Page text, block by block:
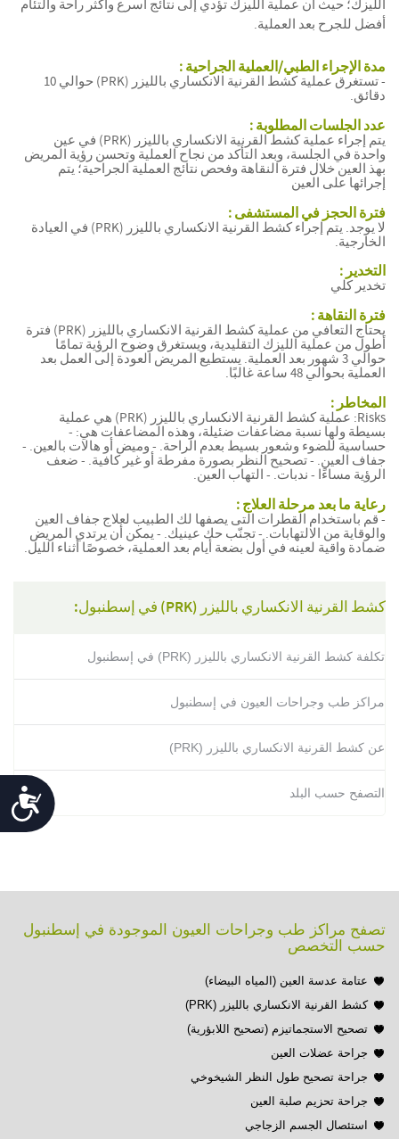
Accessibility
الليزك؛ حيث أن عملية الليزك تؤدي إلى نتائج أسرع وأكثر راحة والتئام
أفضل للجرح بعد العملية.
مدة الإجراء الطبي/العملية الجراحية :
- تستغرق عملية كشط القرنية الانكساري بالليزر (PRK) حوالي 10
دقائق.
عدد الجلسات المطلوبة :
يتم إجراء عملية كشط القرنية الانكساري بالليزر (PRK) في عين
واحدة في الجلسة، وبعد التأكد من نجاح العملية وتحسن رؤية المريض
بهذ العين خلال فترة النقاهة وفحص نتائج العملية الجراحية؛ يتم
إجرائها على العين
فترة الحجز في المستشفى :
لا يوجد. يتم إجراء كشط القرنية الانكساري بالليزر (PRK) في العيادة
الخارجية.
التخدير :
تخدير كلي
فترة النقاهة :
يحتاج التعافي من عملية كشط القرنية الانكساري بالليزر (PRK) فترة
أطول من عملية الليزك التقليدية، ويستغرق وضوح الرؤية تمامًا
حوالي 3 شهور بعد العملية. يستطيع المريض العودة إلى العمل بعد
العملية بحوالي 48 ساعة غالبًا.
المخاطر :
Risks: عملية كشط القرنية الانكساري بالليزر (PRK) هي عملية
بسيطة ولها نسبة مضاعفات ضئيلة، وهذه المضاعفات هي: -
حساسية للضوء وشعور بسيط بعدم الراحة. - وميض أو هالات بالعين. -
جفاف العين. - تصحيح النظر بصورة مفرطة أو غير كافية. - ضعف
الرؤية مساءًا - ندبات. - التهاب العين.
رعاية ما بعد مرحلة العلاج :
- قم باستخدام القطرات التى يصفها لك الطبيب لعلاج جفاف العين
والوقاية من الالتهابات. - تجنّب حك عينيك. - يمكن أن يرتدي المريض
ضمادة واقية لعينه في أول بضعة أيام بعد العملية، خصوصًا أثناء الليل.
كشط القرنية الانكساري بالليزر (PRK) في إسطنبول:
تكلفة كشط القرنية الانكساري بالليزر (PRK) في إسطنبول
مراكز طب وجراحات العيون في إسطنبول
عن كشط القرنية الانكساري بالليزر (PRK)
التصفح حسب البلد
تصفح مراكز طب وجراحات العيون الموجودة في إسطنبول
حسب التخصص
عتامة عدسة العين (المياه البيضاء)
كشط القرنية الانكساري بالليزر (PRK)
تصحيح الاستجماتيزم (تصحيح اللابؤرية)
جراحة عضلات العين
جراحة تصحيح طول النظر الشيخوخي
جراحة تحزيم صلبة العين
استئصال الجسم الزجاجي